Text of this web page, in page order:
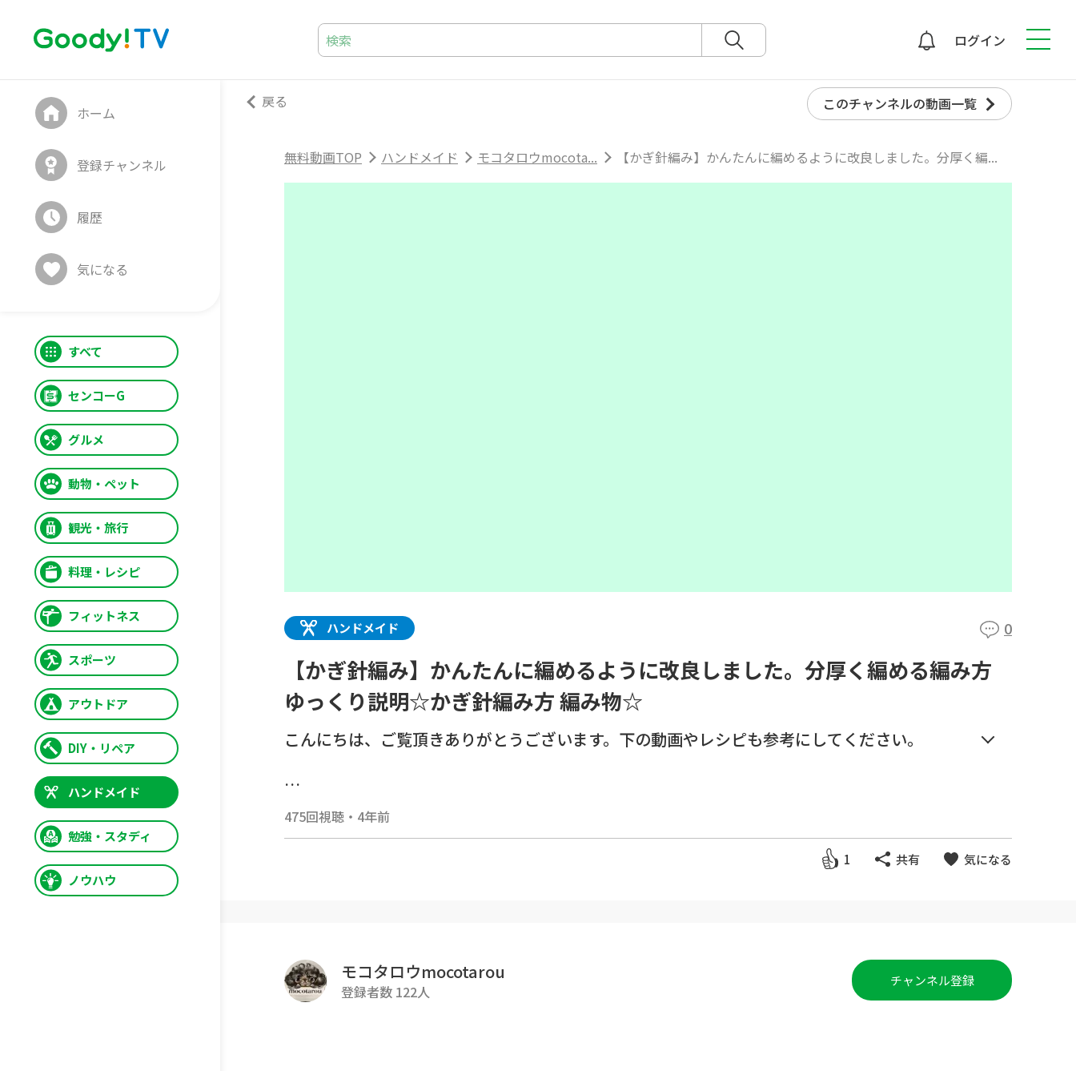
ログイン
ホーム
登録チャンネル
履歴
気になる
すべて
センコーG
グルメ
動物・ペット
観光・旅行
料理・レシピ
フィットネス
スポーツ
アウトドア
DIY・リペア
ハンドメイド
勉強・スタディ
ノウハウ
戻る このチャンネルの動画一覧
無料動画TOP ハンドメイド モコタロウmocota... 【かぎ針編み】かんたんに編めるように改良しました。分厚く編...
ハンドメイド 0
【かぎ針編み】かんたんに編めるように改良しました。分厚く編める編み方
ゆっくり説明☆かぎ針編み方 編み物☆
こんにちは、ご覧頂きありがとうございます。下の動画やレシピも参考にしてください。
・円の増やし方はブログに編み図をのせています。
https://mocotaroublog.com/ennnoamikata/
[使用したかぎ針]
475回視聴 ・ 4年前
1 共有 気になる
モコタロウmocotarou
登録者数 122人
チャンネル登録